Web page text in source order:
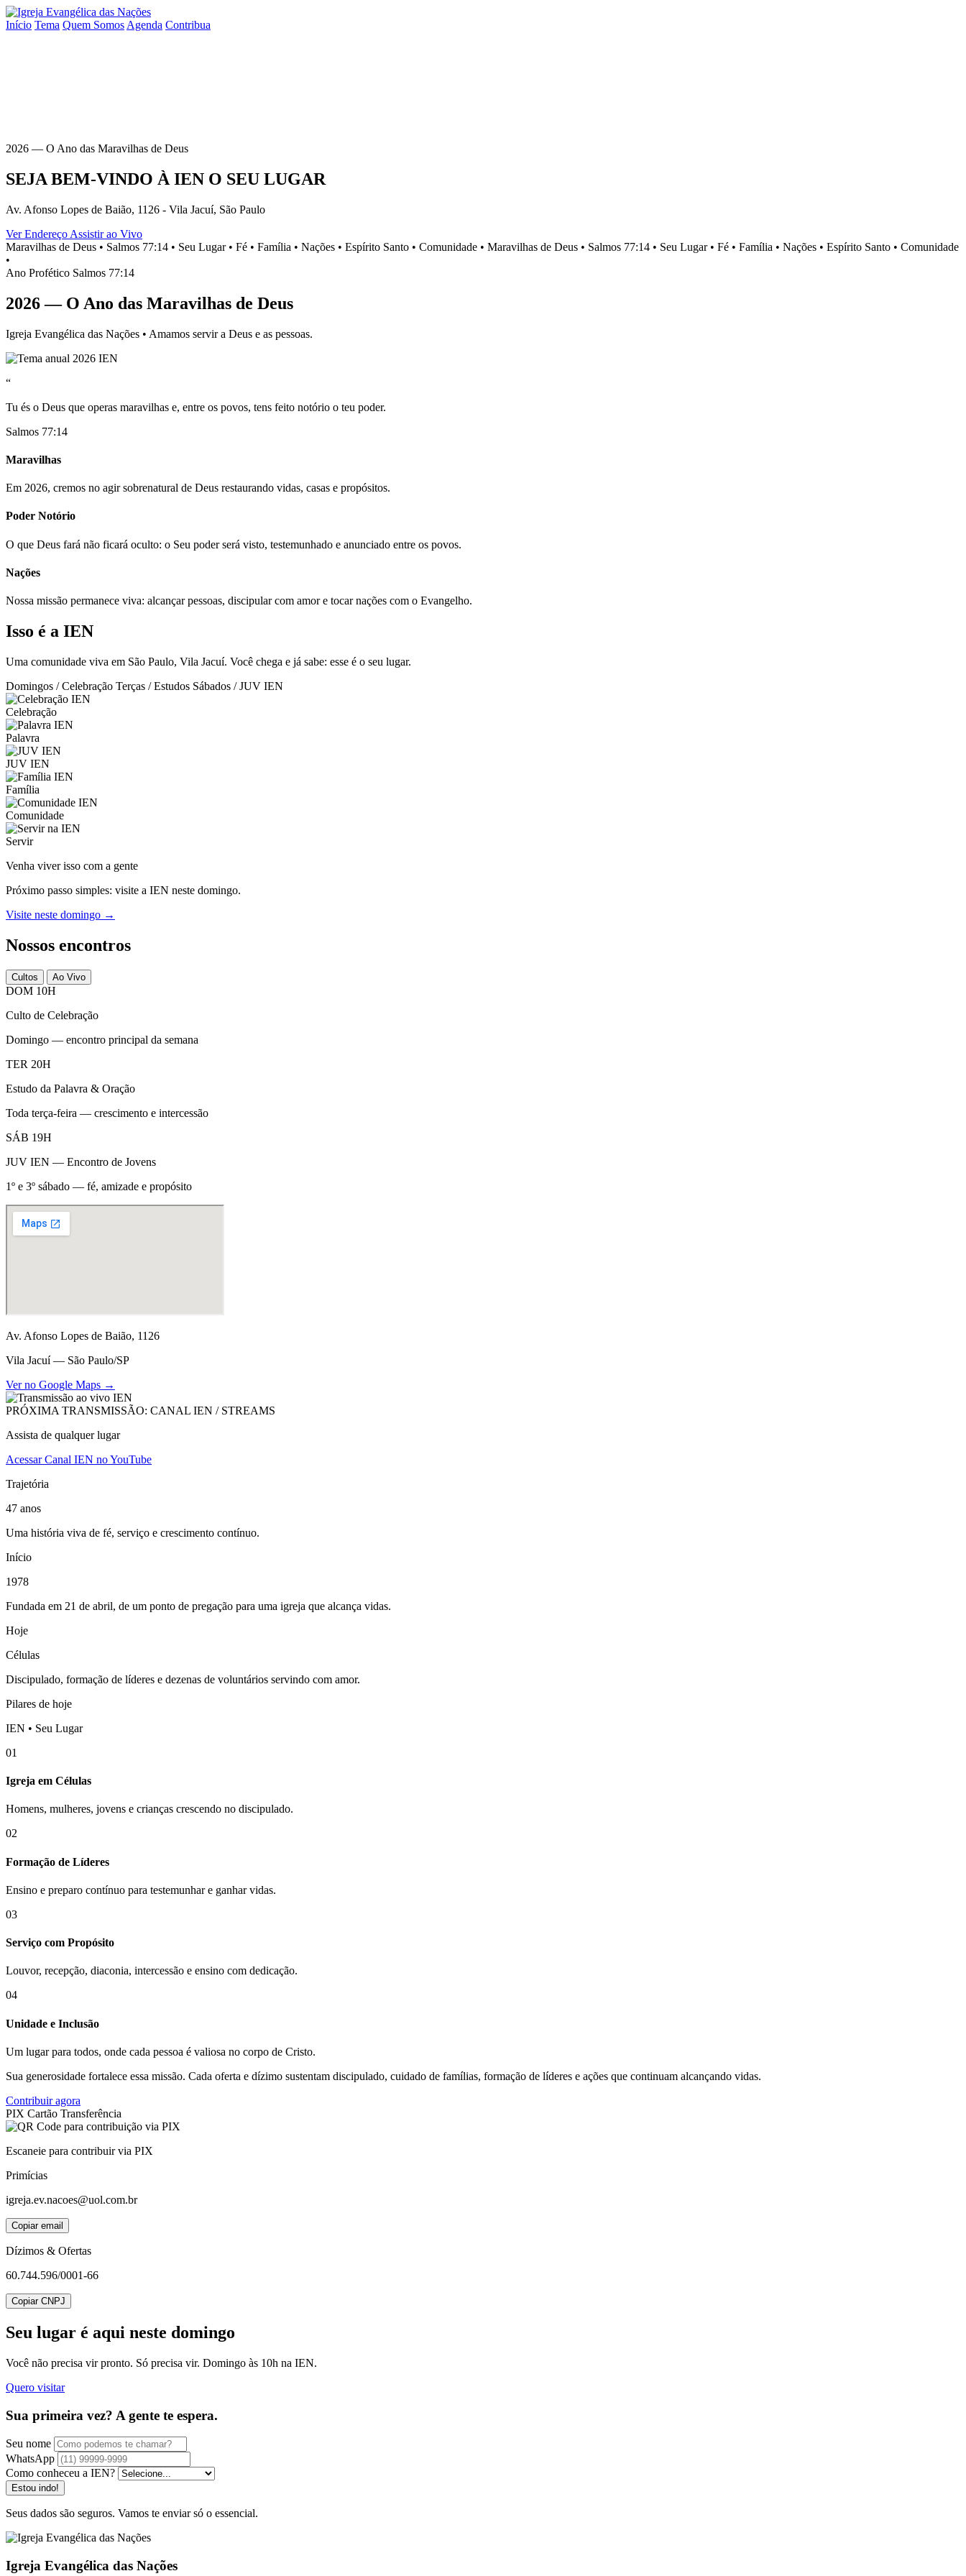
Início Tema Quem Somos Agenda Contribua
2026 — O Ano das Maravilhas de Deus
SEJA BEM-VINDO À IEN O SEU LUGAR
Av. Afonso Lopes de Baião, 1126 - Vila Jacuí, São Paulo
Ver Endereço Assistir ao Vivo
Maravilhas de Deus • Salmos 77:14 • Seu Lugar • Fé • Família • Nações • Espírito Santo • Comunidade • Maravilhas de Deus • Salmos 77:14 • Seu Lugar • Fé • Família • Nações • Espírito Santo • Comunidade
•
Ano Profético Salmos 77:14
2026 — O Ano das Maravilhas de Deus
Igreja Evangélica das Nações • Amamos servir a Deus e as pessoas.
“
Tu és o Deus que operas maravilhas e, entre os povos, tens feito notório o teu poder.
Salmos 77:14
Maravilhas
Em 2026, cremos no agir sobrenatural de Deus restaurando vidas, casas e propósitos.
Poder Notório
O que Deus fará não ficará oculto: o Seu poder será visto, testemunhado e anunciado entre os povos.
Nações
Nossa missão permanece viva: alcançar pessoas, discipular com amor e tocar nações com o Evangelho.
Isso é a IEN
Uma comunidade viva em São Paulo, Vila Jacuí. Você chega e já sabe: esse é o seu lugar.
Domingos / Celebração Terças / Estudos Sábados / JUV IEN
Celebração
Palavra
JUV IEN
Família
Comunidade
Servir
Venha viver isso com a gente
Próximo passo simples: visite a IEN neste domingo.
Visite neste domingo →
Nossos encontros
Cultos Ao Vivo
DOM 10H
Culto de Celebração
Domingo — encontro principal da semana
TER 20H
Estudo da Palavra & Oração
Toda terça-feira — crescimento e intercessão
SÁB 19H
JUV IEN — Encontro de Jovens
1º e 3º sábado — fé, amizade e propósito
Av. Afonso Lopes de Baião, 1126
Vila Jacuí — São Paulo/SP
Ver no Google Maps →
PRÓXIMA TRANSMISSÃO: CANAL IEN / STREAMS
Assista de qualquer lugar
Acessar Canal IEN no YouTube
Trajetória
47 anos
Uma história viva de fé, serviço e crescimento contínuo.
Início
1978
Fundada em 21 de abril, de um ponto de pregação para uma igreja que alcança vidas.
Hoje
Células
Discipulado, formação de líderes e dezenas de voluntários servindo com amor.
Pilares de hoje
IEN • Seu Lugar
01
Igreja em Células
Homens, mulheres, jovens e crianças crescendo no discipulado.
02
Formação de Líderes
Ensino e preparo contínuo para testemunhar e ganhar vidas.
03
Serviço com Propósito
Louvor, recepção, diaconia, intercessão e ensino com dedicação.
04
Unidade e Inclusão
Um lugar para todos, onde cada pessoa é valiosa no corpo de Cristo.
Sua generosidade fortalece essa missão. Cada oferta e dízimo sustentam discipulado, cuidado de famílias, formação de líderes e ações que continuam alcançando vidas.
Contribuir agora
PIX Cartão Transferência
Escaneie para contribuir via PIX
Primícias
igreja.ev.nacoes@uol.com.br
Copiar email
Dízimos & Ofertas
60.744.596/0001-66
Copiar CNPJ
Seu lugar é aqui neste domingo
Você não precisa vir pronto. Só precisa vir. Domingo às 10h na IEN.
Quero visitar
Sua primeira vez? A gente te espera.
Seu nome
WhatsApp
Como conheceu a IEN?
Estou indo!
Seus dados são seguros. Vamos te enviar só o essencial.
Igreja Evangélica das Nações